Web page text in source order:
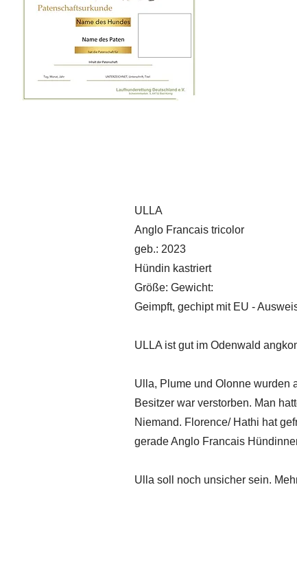
ULLA
Anglo Francais tricolor
geb.: 2023
Hündin kastriert
Größe: Gewicht:
Geimpft, gechipt mit EU -
ULLA ist gut im Odenwald
Ulla, Plume und Olonne wurden
Besitzer war verstorben. Man
Niemand. Florence/ Hathi hat
gerade Anglo Francais
Ulla soll noch unsicher sein.